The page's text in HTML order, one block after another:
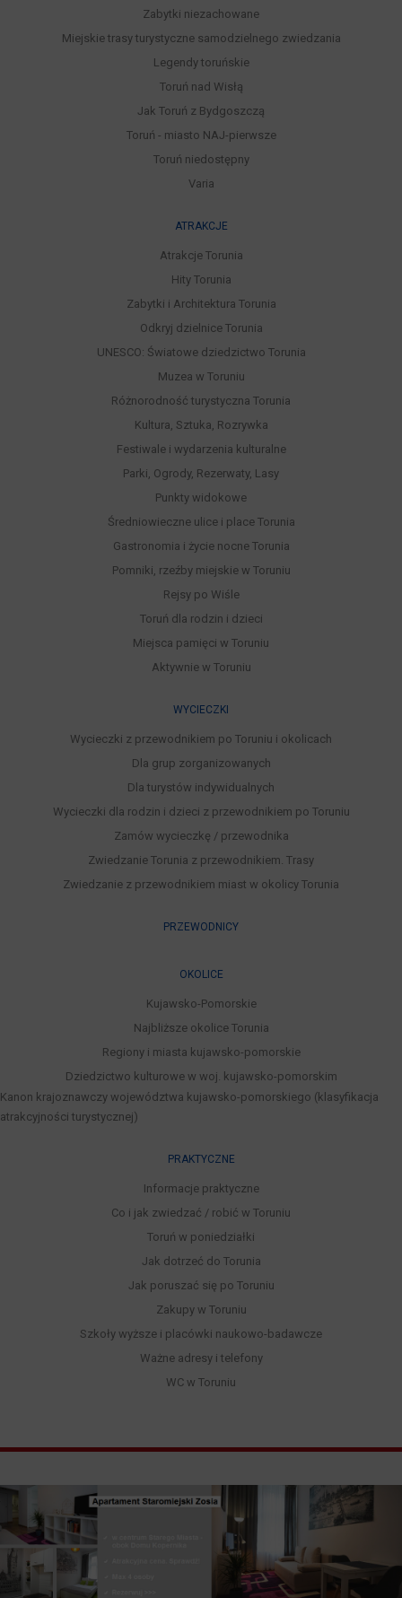
Zabytki niezachowane
Miejskie trasy turystyczne samodzielnego zwiedzania
Legendy toruńskie
Toruń nad Wisłą
Jak Toruń z Bydgoszczą
Toruń - miasto NAJ-pierwsze
Toruń niedostępny
Varia
ATRAKCJE
Atrakcje Torunia
Hity Torunia
Zabytki i Architektura Torunia
Odkryj dzielnice Torunia
UNESCO: Światowe dziedzictwo Torunia
Muzea w Toruniu
Różnorodność turystyczna Torunia
Kultura, Sztuka, Rozrywka
Festiwale i wydarzenia kulturalne
Parki, Ogrody, Rezerwaty, Lasy
Punkty widokowe
Średniowieczne ulice i place Torunia
Gastronomia i życie nocne Torunia
Pomniki, rzeźby miejskie w Toruniu
Rejsy po Wiśle
Toruń dla rodzin i dzieci
Miejsca pamięci w Toruniu
Aktywnie w Toruniu
WYCIECZKI
Wycieczki z przewodnikiem po Toruniu i okolicach
Dla grup zorganizowanych
Dla turystów indywidualnych
Wycieczki dla rodzin i dzieci z przewodnikiem po Toruniu
Zamów wycieczkę / przewodnika
Zwiedzanie Torunia z przewodnikiem. Trasy
Zwiedzanie z przewodnikiem miast w okolicy Torunia
PRZEWODNICY
OKOLICE
Kujawsko-Pomorskie
Najbliższe okolice Torunia
Regiony i miasta kujawsko-pomorskie
Dziedzictwo kulturowe w woj. kujawsko-pomorskim
Kanon krajoznawczy województwa kujawsko-pomorskiego (klasyfikacja
atrakcyjności turystycznej)
PRAKTYCZNE
Informacje praktyczne
Co i jak zwiedzać / robić w Toruniu
Toruń w poniedziałki
Jak dotrzeć do Torunia
Jak poruszać się po Toruniu
Zakupy w Toruniu
Szkoły wyższe i placówki naukowo-badawcze
Ważne adresy i telefony
WC w Toruniu